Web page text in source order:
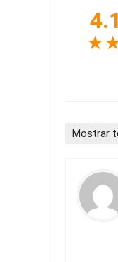
4.1
★
Mostrar